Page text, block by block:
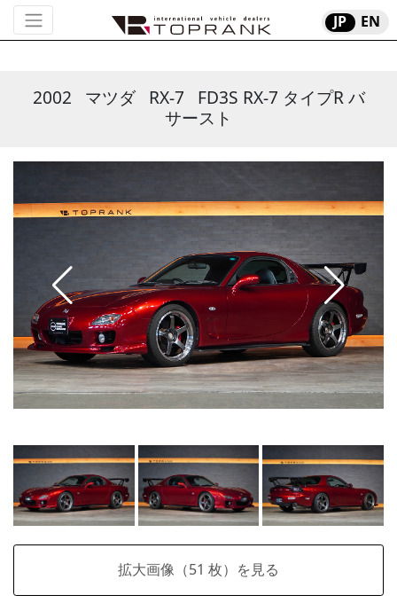
JP EN
2002 マツダ RX-7 FD3S RX-7 タイプR バ
サースト
拡大画像（51 枚）を見る